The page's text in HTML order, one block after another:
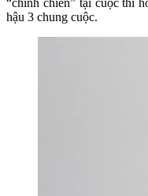
hậu 3 chung cuộc.